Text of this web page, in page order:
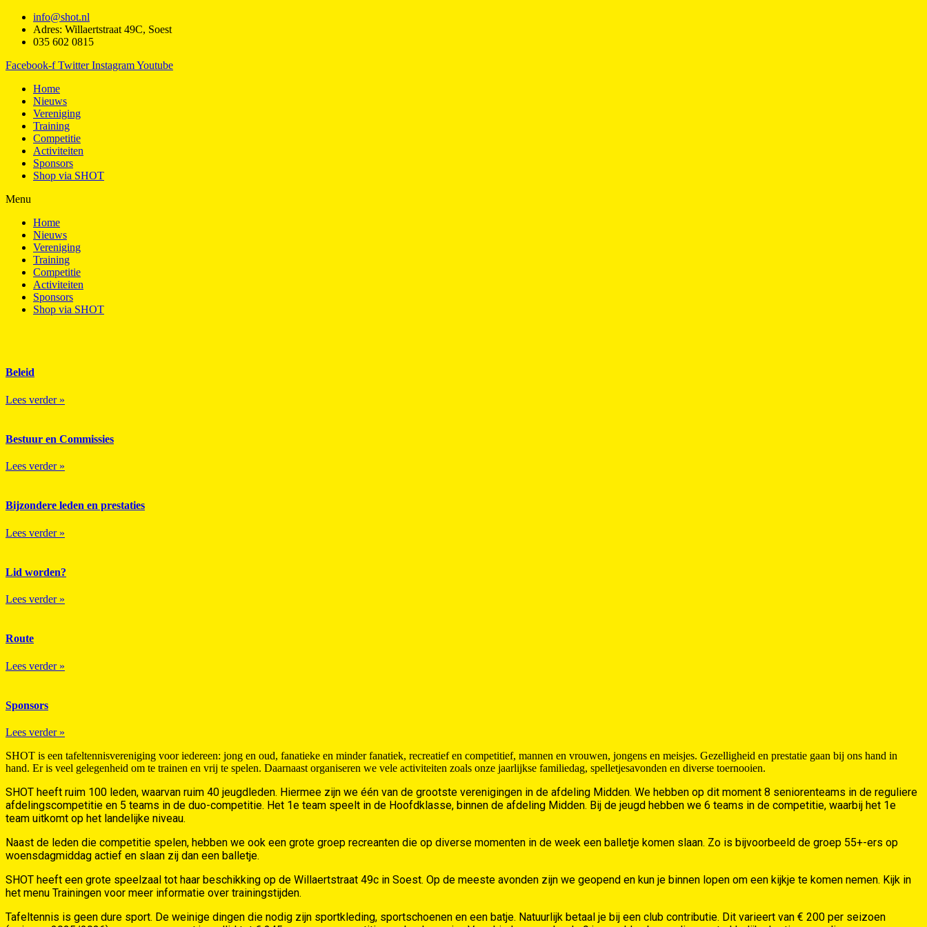
info@shot.nl
Adres: Willaertstraat 49C, Soest
035 602 0815
Facebook-f Twitter InstagramYoutube
Home
Nieuws
Vereniging
Training
Competitie
Activiteiten
Sponsors
Shop via SHOT
Menu
Home
Nieuws
Vereniging
Training
Competitie
Activiteiten
Sponsors
Shop via SHOT
Beleid
Lees verder »
Bestuur en Commissies
Lees verder »
Bijzondere leden en prestaties
Lees verder »
Lid worden?
Lees verder »
Route
Lees verder »
Sponsors
Lees verder »
SHOT is een tafeltennisvereniging voor iedereen: jong en oud, fanatieke en minder fanatiek, recreatief en competitief, mannen en vrouwen, jongens en meisjes. Gezelligheid en prestatie gaan bij ons hand in
hand. Er is veel gelegenheid om te trainen en vrij te spelen. Daarnaast organiseren we vele activiteiten zoals onze jaarlijkse familiedag, spelletjesavonden en diverse toernooien.
SHOT heeft ruim 100 leden, waarvan ruim 40 jeugdleden. Hiermee zijn we één van de grootste verenigingen in de afdeling Midden. We hebben op dit moment 8 seniorenteams in de reguliere
afdelingscompetitie en 5 teams in de duo-competitie. Het 1e team speelt in de Hoofdklasse, binnen de afdeling Midden. Bij de jeugd hebben we 6 teams in de competitie, waarbij het 1e
team uitkomt op het landelijke niveau.
Naast de leden die competitie spelen, hebben we ook een grote groep recreanten die op diverse momenten in de week een balletje komen slaan. Zo is bijvoorbeeld de groep 55+-ers op
woensdagmiddag actief en slaan zij dan een balletje.
SHOT heeft een grote speelzaal tot haar beschikking op de Willaertstraat 49c in Soest. Op de meeste avonden zijn we geopend en kun je binnen lopen om een kijkje te komen nemen. Kijk in
het menu Trainingen voor meer informatie over trainingstijden.
Tafeltennis is geen dure sport. De weinige dingen die nodig zijn sportkleding, sportschoenen en een batje. Natuurlijk betaal je bij een club contributie. Dit varieert van € 200 per seizoen